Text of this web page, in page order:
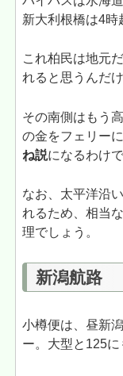
新大利根橋は4時
これ柏民は地元
れると思うんだ
その南側はもう
の金をフェリー
ね説になるわけで
なお、太平洋沿
れるため、相当
理でしょう。
新潟航路
小樽便は、昼新
ー。大型と125に